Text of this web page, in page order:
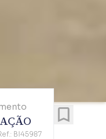
BI45987